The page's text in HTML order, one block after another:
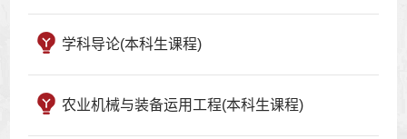
学科导论(本科生课程)
农业机械与装备运用工程(本科生课程)